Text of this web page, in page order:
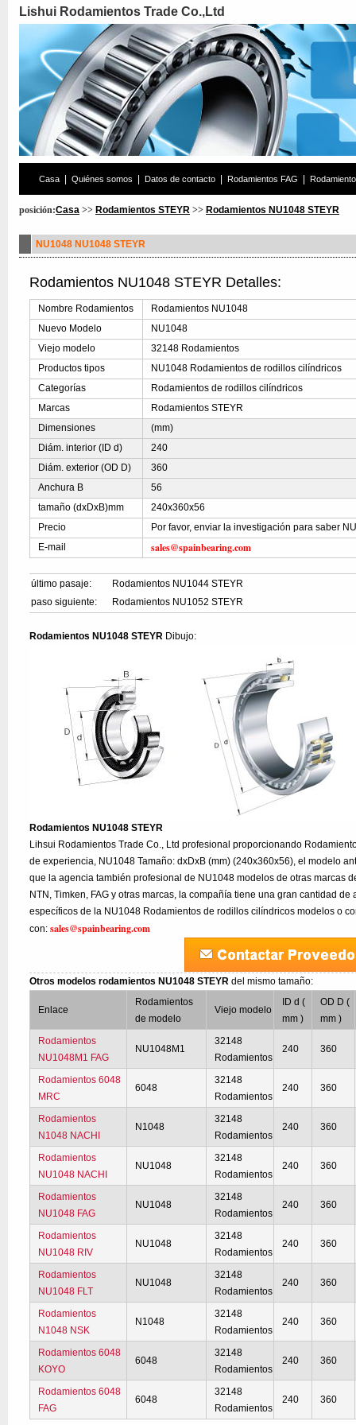
Lishui Rodamientos Trade Co.,Ltd
Casa Quiénes somos Datos de contacto Rodamientos FAG
posición:Casa >> Rodamientos STEYR >> Rodamientos NU1048 STEYR
NU1048 NU1048 STEYR
Rodamientos NU1048 STEYR Detalles:
Nombre Rodamientos
Rodamientos NU1048
Nuevo Modelo
NU1048
Viejo modelo
32148 Rodamientos
Productos tipos
NU1048 Rodamientos de rodillos cilíndricos
Categorías
Rodamientos de rodillos cilíndricos
Marcas
Rodamientos STEYR
Dimensiones
(mm)
Diám. interior (ID d)
240
Diám. exterior (OD D)
360
Anchura B
56
tamaño (dxDxB)mm
240x360x56
Precio
Por favor, enviar la investigación para saber
E-mail
sales@spainbearing.com
último pasaje:
Rodamientos NU1044 STEYR
paso siguiente:
Rodamientos NU1052 STEYR
Rodamientos NU1048 STEYR Dibujo:
Rodamientos NU1048 STEYR
Lihsui Rodamientos Trade Co., Ltd profesional proporcionando
de experiencia, NU1048 Tamaño: dxDxB (mm) (240x360x56), el modelo
que la agencia también profesional de NU1048 modelos de otras marcas
NTN, Timken, FAG y otras marcas, la compañía tiene una gran cantidad
específicos de la NU1048 Rodamientos de rodillos cilíndricos modelos o
con:sales@spainbearing.com
Otros modelos rodamientos NU1048 STEYRdel mismo tamaño:
Enlace
Rodamientos
de modelo
Viejo modelo
ID d (
mm )
OD D (
mm )
Rodamientos
NU1048M1 FAG
NU1048M1
32148
Rodamientos
240 360
Rodamientos 6048
MRC
6048
32148
Rodamientos
240 360
Rodamientos
N1048 NACHI
N1048
32148
Rodamientos
240 360
Rodamientos
NU1048 NACHI
NU1048
32148
Rodamientos
240 360
Rodamientos
NU1048 FAG
NU1048
32148
Rodamientos
240 360
Rodamientos
NU1048 RIV
NU1048
32148
Rodamientos
240 360
Rodamientos
NU1048 FLT
NU1048
32148
Rodamientos
240 360
Rodamientos
N1048 NSK
N1048
32148
Rodamientos
240 360
Rodamientos 6048
KOYO
6048
32148
Rodamientos
240 360
Rodamientos 6048
FAG
6048
32148
Rodamientos
240 360